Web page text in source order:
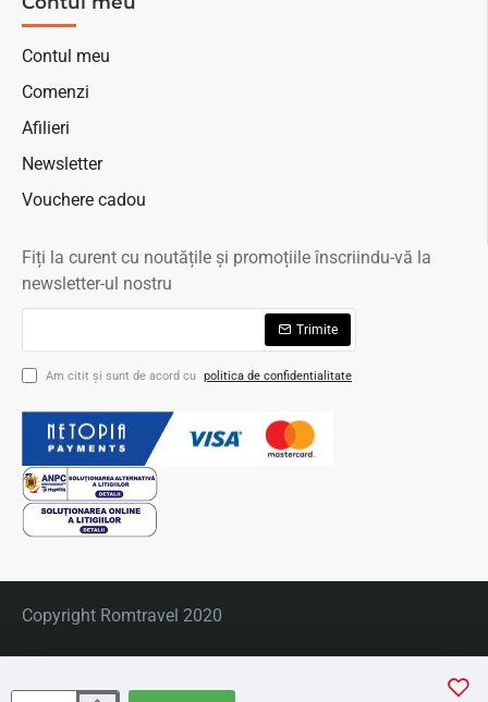
Contul meu
Comenzi
Afilieri
Newsletter
Vouchere cadou
Fiți la curent cu noutățile și promoțiile înscriindu-vă la
newsletter-ul nostru
Trimite
Am citit şi sunt de acord cu politica de confidentialitate
Copyright Romtravel 2020